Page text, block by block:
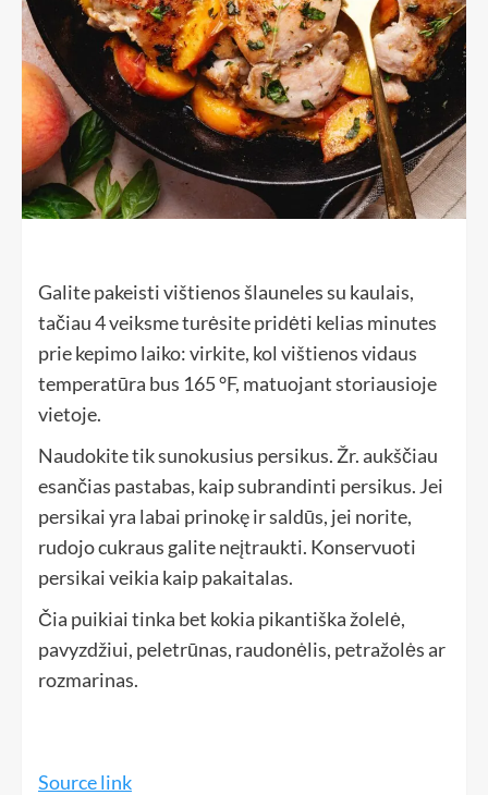
Galite pakeisti vištienos šlauneles su kaulais,
tačiau 4 veiksme turėsite pridėti kelias minutes
prie kepimo laiko: virkite, kol vištienos vidaus
temperatūra bus 165 °F, matuojant storiausioje
vietoje.
Naudokite tik sunokusius persikus. Žr. aukščiau
esančias pastabas, kaip subrandinti persikus. Jei
persikai yra labai prinokę ir saldūs, jei norite,
rudojo cukraus galite neįtraukti. Konservuoti
persikai veikia kaip pakaitalas.
Čia puikiai tinka bet kokia pikantiška žolelė,
pavyzdžiui, peletrūnas, raudonėlis, petražolės ar
rozmarinas.
Source link